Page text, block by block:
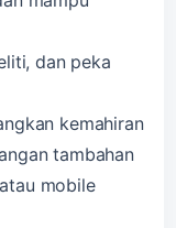
dan peka
kemahiran
tambahan
mobile